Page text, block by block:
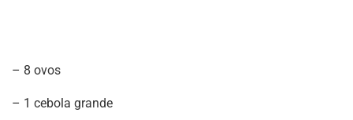
– 8 ovos
– 1 cebola grande